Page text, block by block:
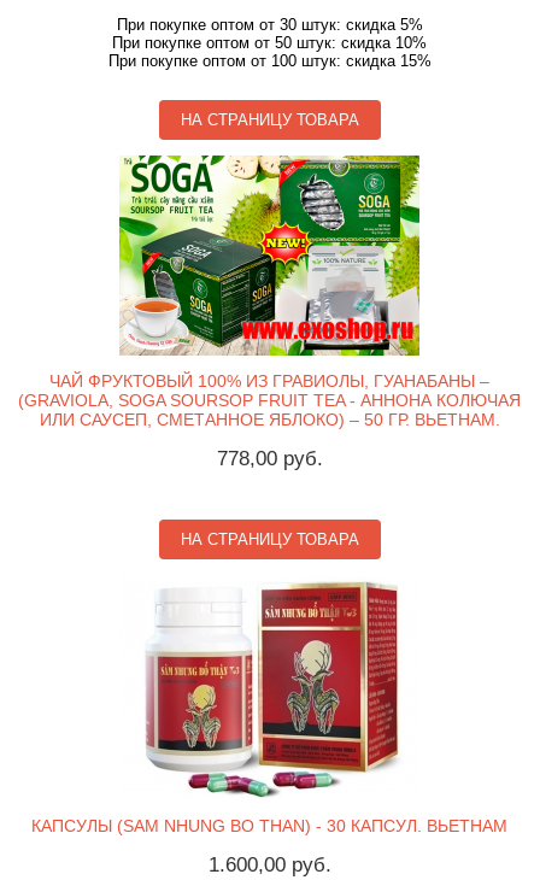
При покупке оптом от 30 штук: скидка 5%
При покупке оптом от 50 штук: скидка 10%
При покупке оптом от 100 штук: скидка 15%
НА СТРАНИЦУ ТОВАРА
ЧАЙ ФРУКТОВЫЙ 100% ИЗ ГРАВИОЛЫ, ГУАНАБАНЫ –
(GRAVIOLA, SOGA SOURSOP FRUIT TEA - АННОНА КОЛЮЧАЯ
ИЛИ САУСЕП, СМЕТАННОЕ ЯБЛОКО) – 50 ГР. ВЬЕТНАМ.
778,00 руб.
НА СТРАНИЦУ ТОВАРА
КАПСУЛЫ (SAM NHUNG BO THAN) - 30 КАПСУЛ. ВЬЕТНАМ
1.600,00 руб.